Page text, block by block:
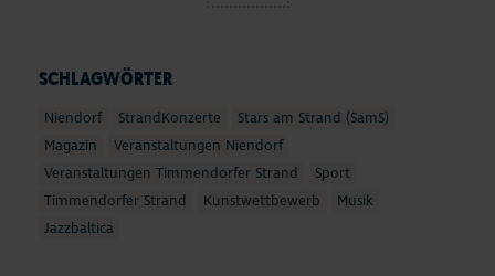
SCHLAGWÖRTER
Niendorf StrandKonzerte
Stars am Strand (SamS)
Magazin
Veranstaltungen Niendorf
Veranstaltungen Timmendorfer Strand
Sport
Timmendorfer Strand
Kunstwettbewerb
Musik
Jazzbaltica